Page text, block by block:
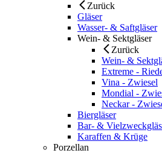
Zurück
Gläser
Wasser- & Saftgläser
Wein- & Sektgläser
Zurück
Wein- &
Extreme -
Vina - Zwiesel
Mondial -
Neckar -
Biergläser
Bar- &
Karaffen & Krüge
Porzellan